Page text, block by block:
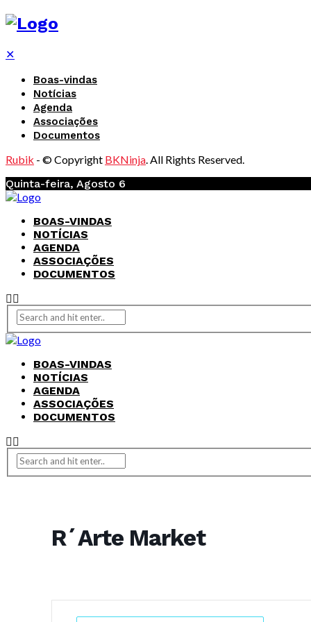
✕
Boas-vindas
Notícias
Agenda
Associações
Documentos
Rubik - © Copyright BKNinja. All Rights Reserved.
Quinta-feira, Agosto 6
BOAS-VINDAS
NOTÍCIAS
AGENDA
ASSOCIAÇÕES
DOCUMENTOS
BOAS-VINDAS
NOTÍCIAS
AGENDA
ASSOCIAÇÕES
DOCUMENTOS
R´Arte Market